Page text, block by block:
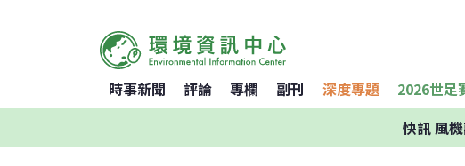
時事新聞 評論 專欄 副刊 深度專題 2026世足
快訊風